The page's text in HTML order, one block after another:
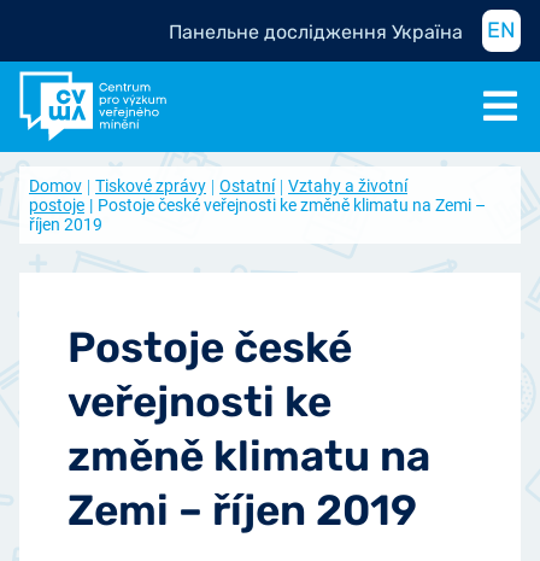
Панельне дослідження Україна EN
Domov Tiskové zprávy Ostatní
Vztahy a životní
postoje
Postoje české veřejnosti ke změně klimatu na Zemi –
říjen 2019
Postoje české
veřejnosti ke
změně klimatu na
Zemi – říjen 2019